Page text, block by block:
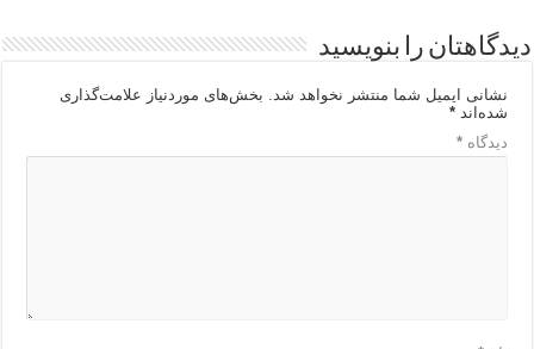
دیدگاهتان را بنویسید
نشانی ایمیل شما منتشر نخواهد شد.
بخش‌های موردنیاز علامت‌گذاری
شده‌اند*
دیدگاه*